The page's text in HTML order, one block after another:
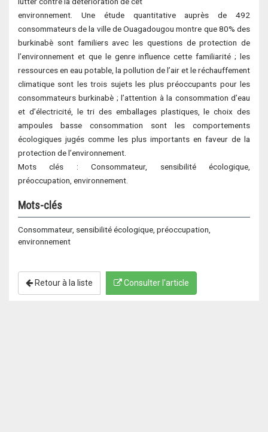
environnement. Une étude quantitative auprès de 492
consommateurs de la ville de Ouagadougou montre que 80% des
burkinabè sont familiers avec les questions de protection de
l’environnement et que le genre influence cette familiarité ; les
ressources en eau potable, la pollution de l’air et le réchauffement
climatique sont les trois sujets les plus préoccupants pour les
consommateurs burkinabè ; l’attention à la consommation d’eau
et d’électricité, le tri des emballages plastiques, le choix des
ampoules basse consommation sont les comportements
écologiques jugés comme les plus importants en faveur de la
protection de l’environnement.
Mots clés : Consommateur, sensibilité écologique,
préoccupation, environnement.
Mots-clés
Consommateur, sensibilité écologique, préoccupation,
environnement
Retour à la liste Consulter l'article